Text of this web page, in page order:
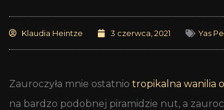
Klaudia Heintze 3 czerwca, 2021 Yas
Zauroczyła mnie ostatnio tropikalna wanilia
na bardzo podobnej piramidzie nut, a